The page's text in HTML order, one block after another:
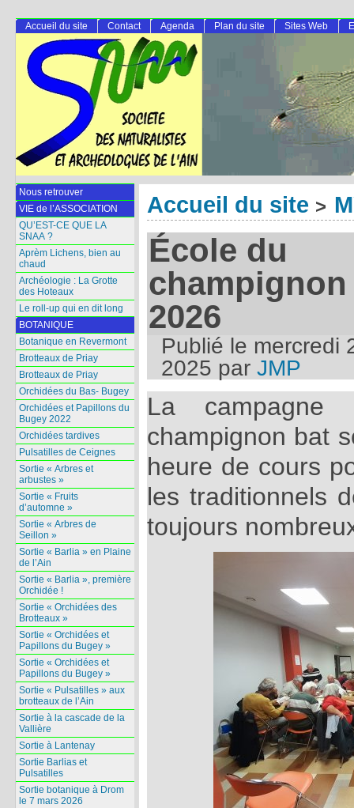
Accueil du site >
École du
champignon
2026
Publié le mercredi
2025 par JMP
La
champignon bat
heure de cours
les traditionnels
toujours
Accueil du site Contact Agenda Plan du site Sites Web
Nous retrouver
VIE de l’ASSOCIATION
QU’EST-CE QUE LA
SNAA ?
Aprèm Lichens, bien au
chaud
Archéologie : La Grotte
des Hoteaux
Le roll-up qui en dit long
BOTANIQUE
Botanique en Revermont
Brotteaux de Priay
Brotteaux de Priay
Orchidées du Bas- Bugey
Orchidées et Papillons du
Bugey 2022
Orchidées tardives
Pulsatilles de Ceignes
Sortie « Arbres et
arbustes »
Sortie « Fruits
d’automne »
Sortie « Arbres de
Seillon »
Sortie « Barlia » en Plaine
de l’Ain
Sortie « Barlia », première
Orchidée !
Sortie « Orchidées des
Brotteaux »
Sortie « Orchidées et
Papillons du Bugey »
Sortie « Orchidées et
Papillons du Bugey »
Sortie « Pulsatilles » aux
brotteaux de l’Ain
Sortie à la cascade de la
Vallière
Sortie à Lantenay
Sortie Barlias et
Pulsatilles
Sortie botanique à Drom
le 7 mars 2026